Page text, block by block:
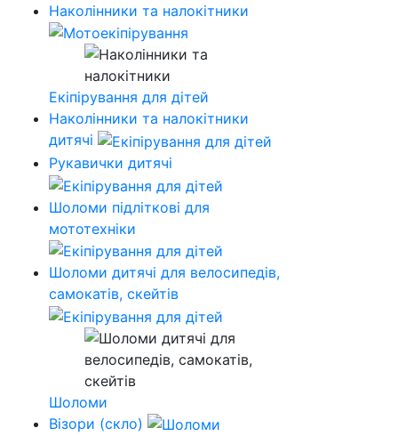
Наколінники та налокітники
Екіпірування для дітей
Наколінники та налокітники
дитячі
Рукавички дитячі
Шоломи підліткові для
мототехніки
Шоломи дитячі для велосипедів,
самокатів, скейтів
Шоломи
Візори (скло)